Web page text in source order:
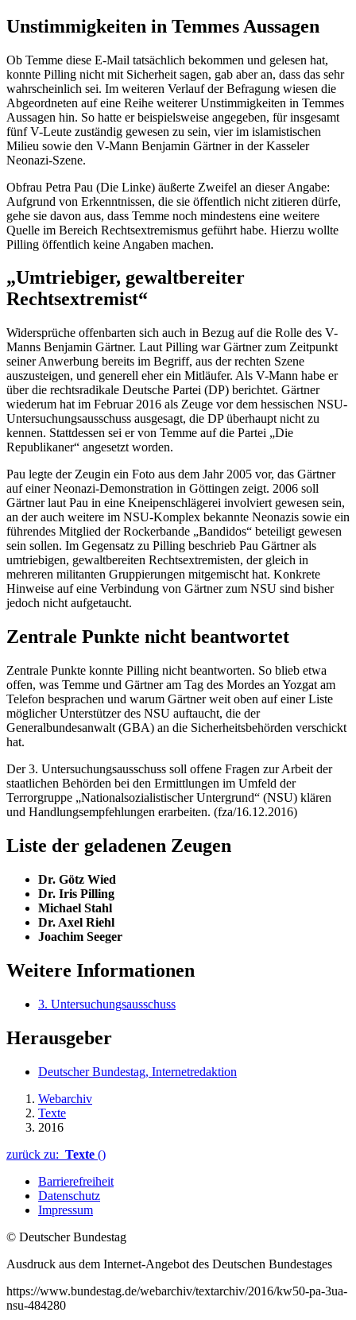
Unstimmigkeiten in Temmes Aussagen
Ob Temme diese E-Mail tatsächlich bekommen und gelesen hat,
konnte Pilling nicht mit Sicherheit sagen, gab aber an, dass das sehr
wahrscheinlich sei. Im weiteren Verlauf der Befragung wiesen die
Abgeordneten auf eine Reihe weiterer Unstimmigkeiten in Temmes
Aussagen hin. So hatte er beispielsweise angegeben, für insgesamt
fünf V-Leute zuständig gewesen zu sein, vier im islamistischen
Milieu sowie den V-Mann Benjamin Gärtner in der Kasseler
Neonazi-Szene.
Obfrau Petra Pau (Die Linke) äußerte Zweifel an dieser Angabe:
Aufgrund von Erkenntnissen, die sie öffentlich nicht zitieren dürfe,
gehe sie davon aus, dass Temme noch mindestens eine weitere
Quelle im Bereich Rechtsextremismus geführt habe. Hierzu wollte
Pilling öffentlich keine Angaben machen.
„Umtriebiger, gewaltbereiter
Rechtsextremist“
Widersprüche offenbarten sich auch in Bezug auf die Rolle des V-
Manns Benjamin Gärtner. Laut Pilling war Gärtner zum Zeitpunkt
seiner Anwerbung bereits im Begriff, aus der rechten Szene
auszusteigen, und generell eher ein Mitläufer. Als V-Mann habe er
über die rechtsradikale Deutsche Partei (DP) berichtet. Gärtner
wiederum hat im Februar 2016 als Zeuge vor dem hessischen NSU-
Untersuchungsausschuss ausgesagt, die DP überhaupt nicht zu
kennen. Stattdessen sei er von Temme auf die Partei „Die
Republikaner“ angesetzt worden.
Pau legte der Zeugin ein Foto aus dem Jahr 2005 vor, das Gärtner
auf einer Neonazi-Demonstration in Göttingen zeigt. 2006 soll
Gärtner laut Pau in eine Kneipenschlägerei involviert gewesen sein,
an der auch weitere im NSU-Komplex bekannte Neonazis sowie ein
führendes Mitglied der Rockerbande „Bandidos“ beteiligt gewesen
sein sollen. Im Gegensatz zu Pilling beschrieb Pau Gärtner als
umtriebigen, gewaltbereiten Rechtsextremisten, der gleich in
mehreren militanten Gruppierungen mitgemischt hat. Konkrete
Hinweise auf eine Verbindung von Gärtner zum NSU sind bisher
jedoch nicht aufgetaucht.
Zentrale Punkte nicht beantwortet
Zentrale Punkte konnte Pilling nicht beantworten. So blieb etwa
offen, was Temme und Gärtner am Tag des Mordes an Yozgat am
Telefon besprachen und warum Gärtner weit oben auf einer Liste
möglicher Unterstützer des NSU auftaucht, die der
Generalbundesanwalt (GBA) an die Sicherheitsbehörden verschickt
hat.
Der 3. Untersuchungsausschuss soll offene Fragen zur Arbeit der
staatlichen Behörden bei den Ermittlungen im Umfeld der
Terrorgruppe „Nationalsozialistischer Untergrund“ (NSU) klären
und Handlungsempfehlungen erarbeiten. (fza/16.12.2016)
Liste der geladenen Zeugen
Dr. Götz Wied
Dr. Iris Pilling
Michael Stahl
Dr. Axel Riehl
Joachim Seeger
Weitere Informationen
3. Untersuchungsausschuss
Herausgeber
Deutscher Bundestag, Internetredaktion
Webarchiv
Texte
2016
zurück zu: Texte ()
Barrierefreiheit
Datenschutz
Impressum
© Deutscher Bundestag
Ausdruck aus dem Internet-Angebot des Deutschen Bundestages
https://www.bundestag.de/webarchiv/textarchiv/2016/kw50-pa-3ua-
nsu-484280